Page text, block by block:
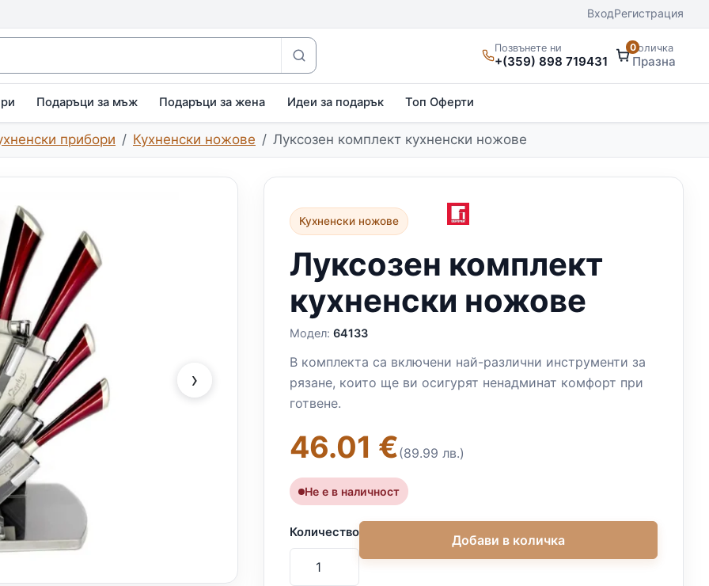
ВходРегистрация
Позвънете ни
+(359) 898 719431
0Количка
Празна
Подаръци за мъж Подаръци за жена Идеи за подарък Топ Оферти
прибори Кухненски ножове Луксозен комплект кухненски ножове
›
Кухненски ножове
Луксозен комплект
кухненски ножове
Модел: 64133
В комплекта са включени най-различни инструменти за
рязане, които ще ви осигурят ненадминат комфорт при
готвене.
46.01 €(89.99 лв.)
Не е в наличност
Количество Добави в количка